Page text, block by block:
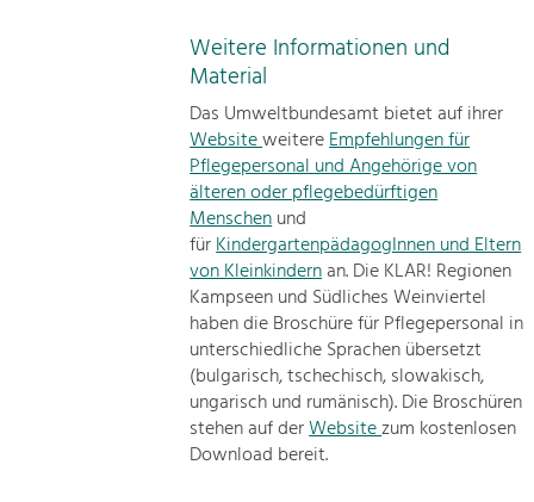
Weitere Informationen und
Material
Das Umweltbundesamt bietet auf ihrer
WebsiteweitereEmpfehlungen für
Pflegepersonal und Angehörige von
älteren oder pflegebedürftigen
Menschenund
fürKindergartenpädagogInnen und Eltern
von Kleinkindernan. Die KLAR! Regionen
Kampseen und Südliches Weinviertel
haben die Broschüre für Pflegepersonal in
unterschiedliche Sprachen übersetzt
(bulgarisch, tschechisch, slowakisch,
ungarisch und rumänisch). Die Broschüren
stehen auf derWebsitezum kostenlosen
Download bereit.